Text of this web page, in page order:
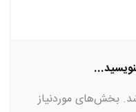
بخش‌های موردنیاز